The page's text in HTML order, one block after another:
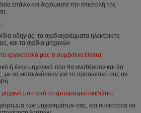
επάνω και δεχόμαστε την επιστολή της
.
οδηγίας, τα σχεδιαγράμματα ηλεκτρικής
και τα σχέδια μηχανών
εργοστάσιό μας τι συμβαίνει έπειτα;
ή έναν μηχανικό που θα αναθέσουν και θα
με να εκπαιδεύσουν για το προσωπικό σας αν
μου από το εμπορευματοκιβώτιο;
των μηχανημάτων σας, και συνιστάται να